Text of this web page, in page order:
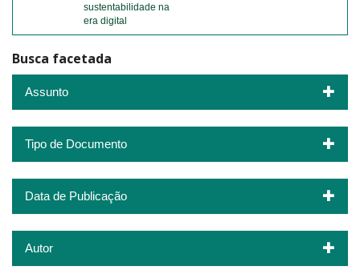
sustentabilidade na
era digital
Busca facetada
Assunto
Tipo de Documento
Data de Publicação
Autor